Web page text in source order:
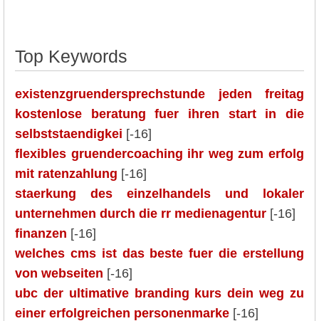
Top Keywords
existenzgruendersprechstunde jeden freitag
kostenlose beratung fuer ihren start in die
selbststaendigkei [-16]
flexibles gruendercoaching ihr weg zum erfolg
mit ratenzahlung [-16]
staerkung des einzelhandels und lokaler
unternehmen durch die rr medienagentur [-16]
finanzen [-16]
welches cms ist das beste fuer die erstellung
von webseiten [-16]
ubc der ultimative branding kurs dein weg zu
einer erfolgreichen personenmarke [-16]